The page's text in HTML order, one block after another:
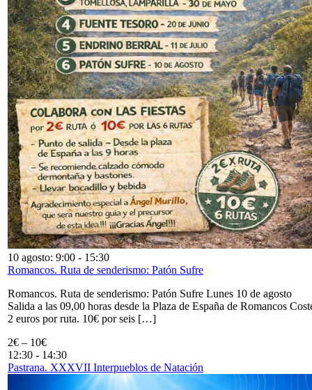
10 agosto: 9:00 - 15:30
Romancos. Ruta de senderismo: Patón Sufre
Romancos. Ruta de senderismo: Patón Sufre Lunes 10 de agosto
Salida a las 09,00 horas desde la Plaza de España de Romancos
2 euros por ruta. 10€ por seis […]
2€ – 10€
12:30 - 14:30
Pastrana. XXXVII Interpueblos de Natación